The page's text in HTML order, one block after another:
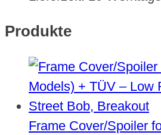
Produkte
Frame Cover/Spoiler